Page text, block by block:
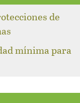
de
mínima para